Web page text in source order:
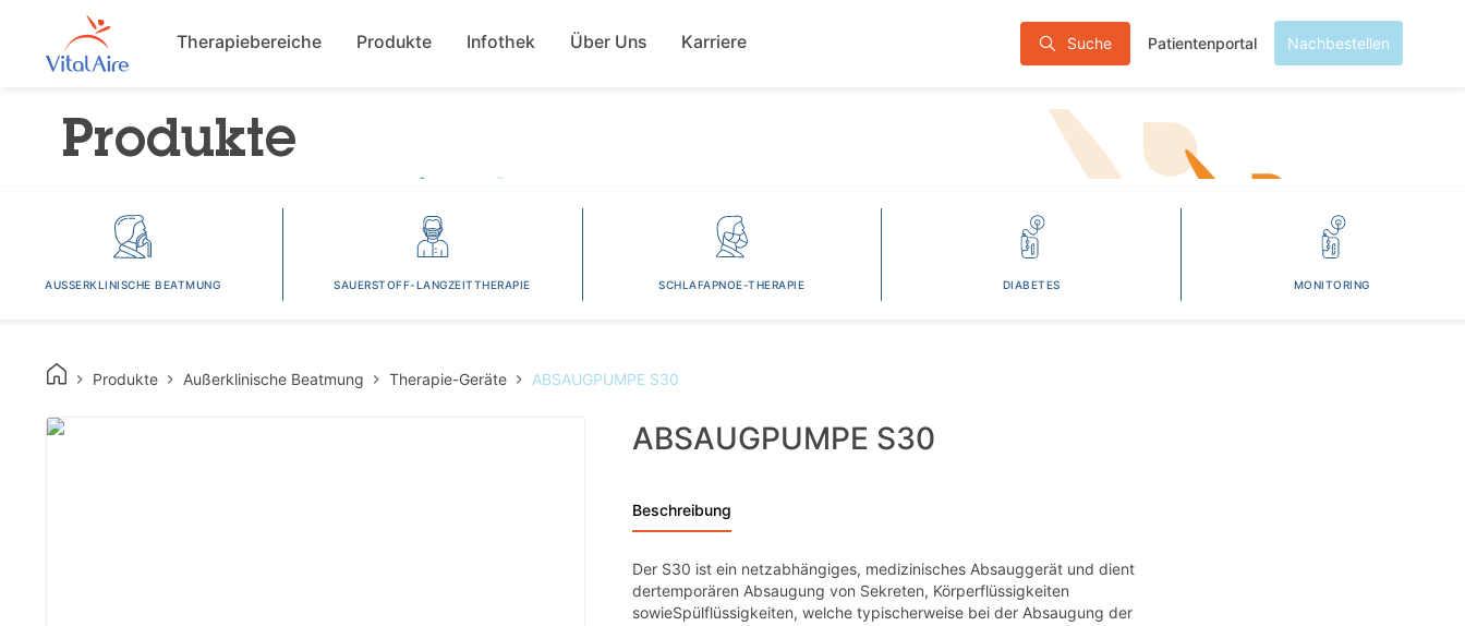
zum
Suche Patientenportal Nachbestellen
Main navigation
Therapiebereiche Produkte Infothek Über Uns Karriere
Produkte
AUSSERKLINISCHE BEATMUNG SAUERSTOFF-LANGZEITTHERAPIE SCHLAFAPNOE-THERAPIE DIABETES MONITORING
Produkte Außerklinische Beatmung Therapie-Geräte ABSAUGPUMPE S30
ABSAUGPUMPE S30
Beschreibung
Der S30 ist ein netzabhängiges, medizinisches Absauggerät und dient
dertemporären Absaugung von Sekreten, Körperflüssigkeiten
sowieSpülflüssigkeiten, welche typischerweise bei der Absaugung der